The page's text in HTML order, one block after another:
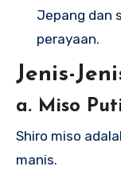
Jepang dan
perayaan.
Jenis-
a. Miso
Shiro miso
manis.